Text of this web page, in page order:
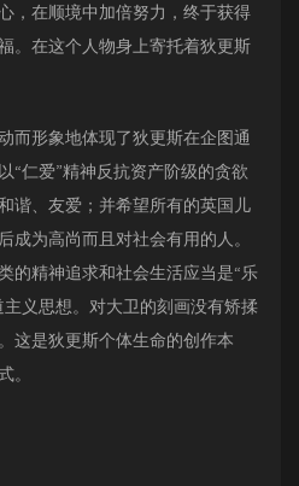
，在顺境中加倍努力，终于获得
。在这个人物身上寄托着狄更斯
而形象地体现了狄更斯在企图通
“仁爱”精神反抗资产阶级的贪欲
谐、友爱；并希望所有的英国儿
成为高尚而且对社会有用的人。
的精神追求和社会生活应当是“乐
义思想。对大卫的刻画没有矫揉
这是狄更斯个体生命的创作本
。